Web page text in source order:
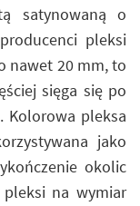
satynowaną o
pleksi
nawet 20 mm, to
sięga się po
Kolorowa pleksa
jako
okolic
na wymiar